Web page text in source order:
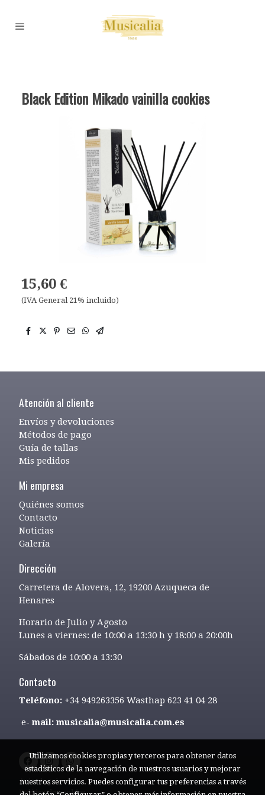
Black Edition Mikado vainilla cookies
15,60 €
(IVA General 21% incluido)
Atención al cliente
Envíos y devoluciones
Métodos de pago
Guía de tallas
Mis pedidos
Mi empresa
Quiénes somos
Contacto
Noticias
Galería
Dirección
Carretera de Alovera, 12, 19200 Azuqueca de
Henares
Horario de Julio y Agosto
Lunes a viernes: de 10:00 a 13:30 h y 18:00 a 20:00h
Sábados de 10:00 a 13:30
Contacto
Teléfono: +34 949263356 Wasthap 623 41 04 28
e-mail: musicalia@musicalia.com.es
Aviso legal
Política de cookies
Utilizamos cookies propias y terceros para obtener datos
estadísticos de la navegación de nuestros usuarios y mejorar
nuestros servicios. Puedes configurar tus preferencias a través